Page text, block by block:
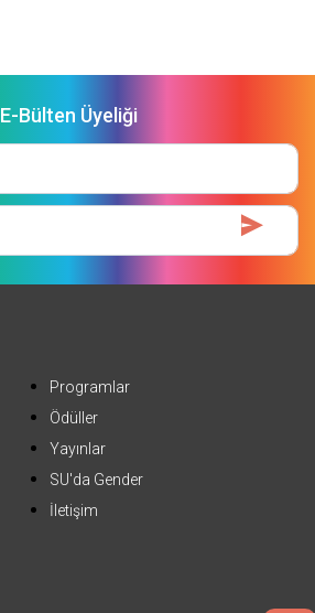
E-Bülten Üyeliği
Programlar
Ödüller
Yayınlar
SU'da Gender
İletişim